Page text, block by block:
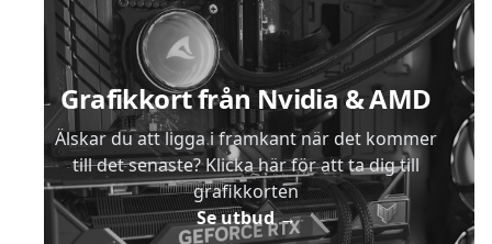
Grafikkort från Nvidia & AMD
Älskar du att ligga i framkant när det kommer
till det senaste? Klicka här för att ta dig till
grafikkorten
Se utbud→